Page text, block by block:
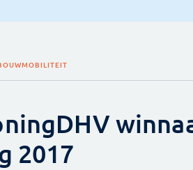
MOBILITEIT
2017